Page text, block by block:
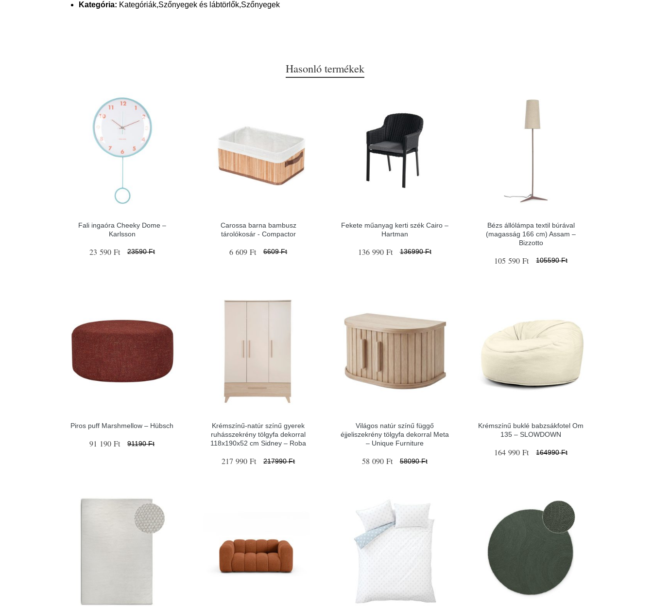
Kategória: Kategóriák,Szőnyegek és lábtörlők,Szőnyegek
Hasonló termékek
Fali ingaóra Cheeky Dome –
Karlsson
23 590 Ft 23590 Ft
Carossa barna bambusz
tárolókosár - Compactor
6 609 Ft 6609 Ft
Fekete műanyag kerti szék Cairo –
Hartman
136 990 Ft 136990 Ft
Bézs állólámpa textil búrával
(magasság 166 cm) Assam –
Bizzotto
105 590 Ft 105590 Ft
Piros puff Marshmellow – Hübsch
91 190 Ft 91190 Ft
Krémszínű-natúr színű gyerek
ruhásszekrény tölgyfa dekorral
118x190x52 cm Sidney – Roba
217 990 Ft 217990 Ft
Világos natúr színű függő
éjjeliszekrény tölgyfa dekorral Meta
– Unique Furniture
58 090 Ft 58090 Ft
Krémszínű buklé babzsákfotel Om
135 – SLOWDOWN
164 990 Ft 164990 Ft